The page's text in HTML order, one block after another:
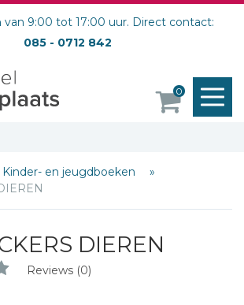
van 9:00 tot 17:00 uur. Direct contact:
085 - 0712 842
0
Kinder- en jeugdboeken
DIEREN
Reviews (0)